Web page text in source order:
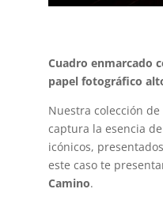
Cuadro enmarcado
papel fotográfico
Nuestra colección de
captura la esencia
icónicos,
este caso te
Camino.